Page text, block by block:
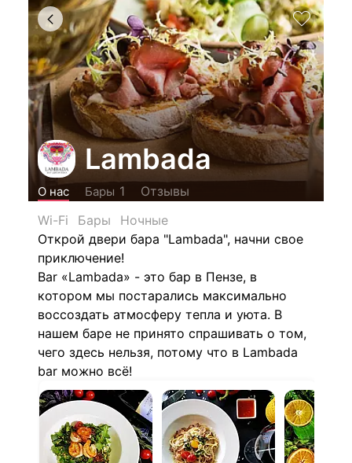
Lambada
О нас Бары 1
Отзывы
Wi-Fi
Бары
Ночные
Открой двери бара "Lambada", начни свое
приключение!
Bar «Lambada» - это бар в Пензе, в
котором мы постарались максимально
воссоздать атмосферу тепла и уюта. В
нашем баре не принято спрашивать о том,
чего здесь нельзя, потому что в Lambada
bar можно всё!